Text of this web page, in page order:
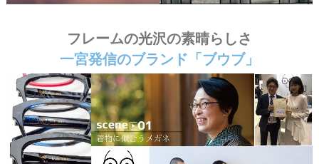
フレームの光沢の素晴らしさ
一宮発信のブランド「ブウブ」